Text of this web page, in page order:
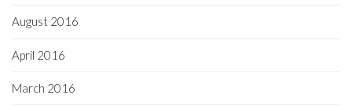
August 2016
April 2016
March 2016